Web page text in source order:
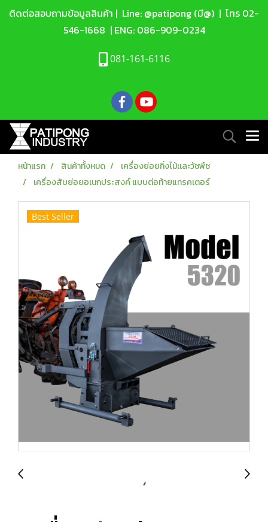
ติดต่อสอบถามข้อมูลสินค้า | Line: @patipong (มี@) | โทร 02-
546-1668 | ENG: 086-909-0234
081-161-6116
หน้าแรก สินค้าทั้งหมด
เครื่องย่อยกิ่งไม้เเละวัชพืช
เครื่องสับย่อยอเนกประสงค์ แบบต่อท้ายแทรคเตอร์
Best Seller